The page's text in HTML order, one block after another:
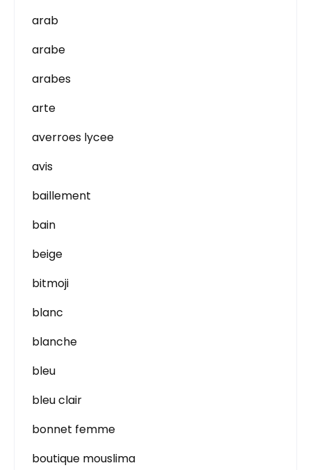
arab
arabe
arabes
arte
averroes lycee
avis
baillement
bain
beige
bitmoji
blanc
blanche
bleu
bleu clair
bonnet femme
boutique mouslima